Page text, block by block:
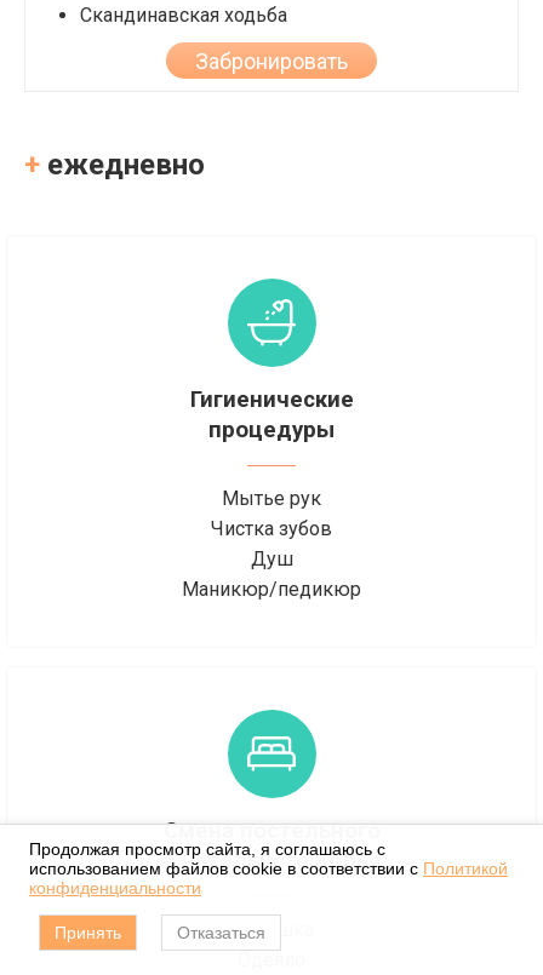
Скандинавская ходьба
Забронировать
+ ежедневно
Гигиенические
процедуры
Мытье рук
Чистка зубов
Душ
Маникюр/педикюр
Смена постельного
и нательного белья
Подушка
Продолжая просмотр сайта, я соглашаюсь с
использованием файлов cookie в соответствии с Политикой
конфиденциальности
Принять Отказаться